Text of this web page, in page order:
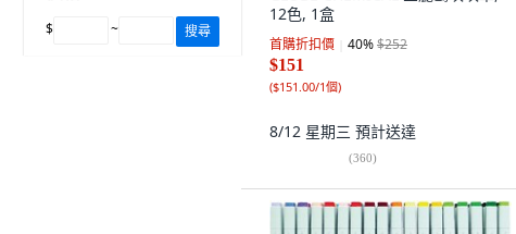
$ ~ 搜尋
12色, 1盒
首購折扣價 40%$252
$151
($151.00/1個)
8/12 星期三 預計送達
(360)